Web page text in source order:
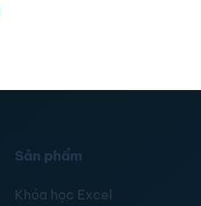
Sản phẩm
Khóa học Excel